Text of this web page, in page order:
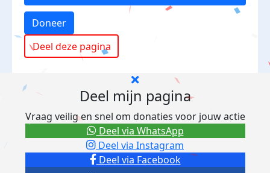
Doneer
Deel deze pagina
Deel mijn pagina
Vraag veilig en snel om donaties voor jouw actie
Deel via Facebook
Deel via Instagram
Deel via WhatsApp